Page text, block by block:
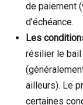
de paiement
d’échéance.
Les
résilier le bail
ailleurs). Le
certaines